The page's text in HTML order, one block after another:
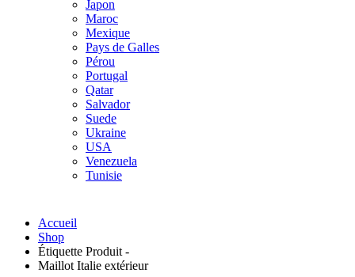
Japon
Maroc
Mexique
Pays de Galles
Pérou
Portugal
Qatar
Salvador
Suede
Ukraine
USA
Venezuela
Tunisie
Accueil
Shop
Étiquette Produit -
Maillot Italie extérieur